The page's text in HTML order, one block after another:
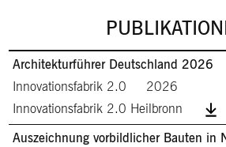
Architekturführer Deutschland 2026
Innovationsfabrik 2.0
2026
Innovationsfabrik 2.0 Heilbronn
Auszeichnung vorbildlicher Bauten in